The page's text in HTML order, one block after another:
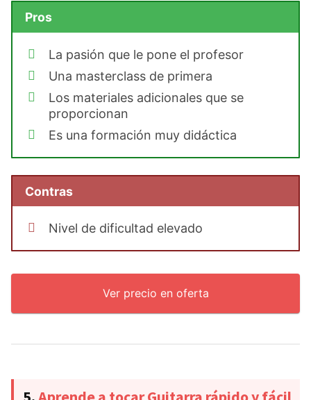
Pros
La pasión que le pone el profesor
Una masterclass de primera
Los materiales adicionales que se
proporcionan
Es una formación muy didáctica
Contras
Nivel de dificultad elevado
Ver precio en oferta